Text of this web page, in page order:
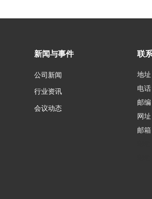
新闻与事件 联
地
电
邮
网
邮
公司新闻
行业资讯
会议动态